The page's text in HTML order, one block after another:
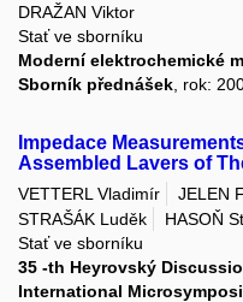
DRAŽAN Viktor
Stať ve sborníku
Moderní elektrochemické
Sborník přednášek, rok:
Impedace
Assembled Lavers of
VETTERL Vladimír JELEN
STRAŠÁK Luděk
HASOŇ
Stať ve sborníku
35 -th Heyrovský
International